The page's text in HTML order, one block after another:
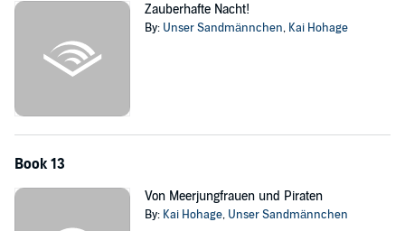
Zauberhafte Nacht!
By: Unser Sandmännchen, Kai Hohage
Book 13
Von Meerjungfrauen und Piraten
By: Kai Hohage, Unser Sandmännchen